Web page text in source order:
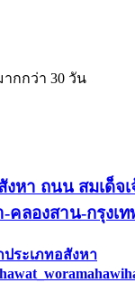
กกว่า 30 วัน
งหา ถนน สมเด็จ
-คลองสาน-กรุงเท
ประเภทอสังหา